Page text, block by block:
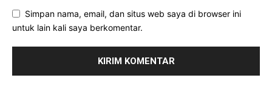
Simpan nama, email, dan situs web saya di browser ini
untuk lain kali saya berkomentar.